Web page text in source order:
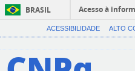
BRASIL
Acesso à
ACESSIBILIDADE ALTO